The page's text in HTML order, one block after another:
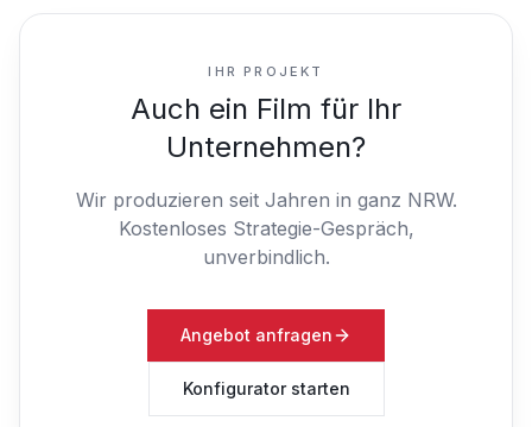
IHR PROJEKT
Auch ein Film für Ihr
Unternehmen?
Wir produzieren seit Jahren in ganz NRW.
Kostenloses Strategie-Gespräch,
unverbindlich.
Angebot anfragen
Konfigurator starten